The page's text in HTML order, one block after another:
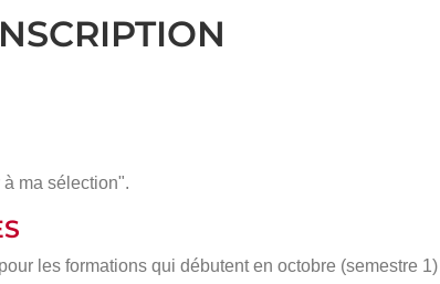
ma sélection".
les formations qui débutent en octobre (semestre